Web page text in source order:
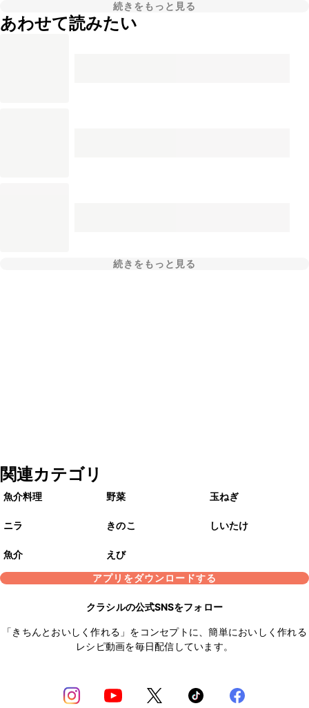
続きをもっと見る
あわせて読みたい
続きをもっと見る
関連カテゴリ
魚介料理 野菜 玉ねぎ
ニラ きのこ しいたけ
魚介
えび
アプリをダウンロードする
クラシルの公式SNSをフォロー
「きちんとおいしく作れる」をコンセプトに、簡単においしく作れる
レシピ動画を毎日配信しています。